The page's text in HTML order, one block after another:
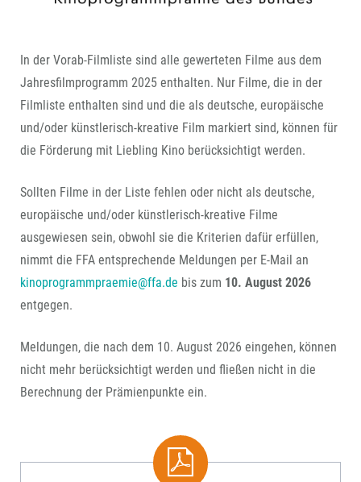
In der Vorab-Filmliste sind alle gewerteten Filme aus dem
Jahresfilmprogramm 2025 enthalten. Nur Filme, die in der
Filmliste enthalten sind und die als deutsche, europäische
und/oder künstlerisch-kreative Film markiert sind, können für
die Förderung mit Liebling Kino berücksichtigt werden.
Sollten Filme in der Liste fehlen oder nicht als deutsche,
europäische und/oder künstlerisch-kreative Filme
ausgewiesen sein, obwohl sie die Kriterien dafür erfüllen,
nimmt die FFA entsprechende Meldungen per E-Mail an
kinoprogrammpraemie@ffa.de bis zum 10. August 2026
entgegen.
Meldungen, die nach dem 10. August 2026 eingehen, können
nicht mehr berücksichtigt werden und fließen nicht in die
Berechnung der Prämienpunkte ein.